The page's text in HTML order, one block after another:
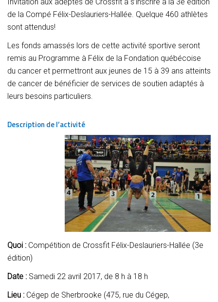
de la Compé Félix-Deslauriers-Hallée. Quelque 460 athlètes
sont attendus!
Les fonds amassés lors de cette activité sportive seront
remis au Programme à Félix de la Fondation québécoise
du cancer et permettront aux jeunes de 15 à 39 ans atteints
de cancer de bénéficier de services de soutien adaptés à
leurs besoins particuliers.
Description de l’activité
Quoi : Compétition de Crossfit Félix-Deslauriers-Hallée (3e
édition)
Date : Samedi 22 avril 2017, de 8 h à 18 h
Lieu : Cégep de Sherbrooke (475, rue du Cégep,